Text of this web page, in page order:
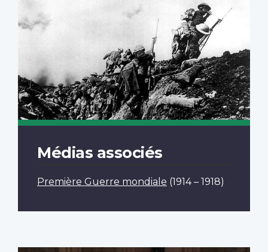
Médias associés
Première Guerre mondiale (1914 – 1918)